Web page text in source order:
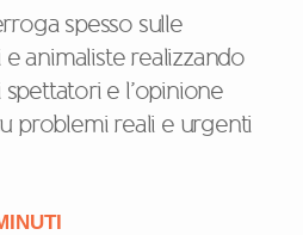
spesso sulle
animaliste realizzando
e l’opinione
problemi reali e urgenti